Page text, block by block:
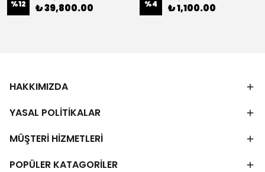
%12 ₺ 39,800.00 %4 ₺ 1,100.00
HAKKIMIZDA
YASAL POLİTİKALAR
MÜŞTERİ HİZMETLERİ
POPÜLER KATAGORİLER